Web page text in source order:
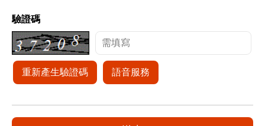
驗證碼
重新產生驗證碼 語音服務